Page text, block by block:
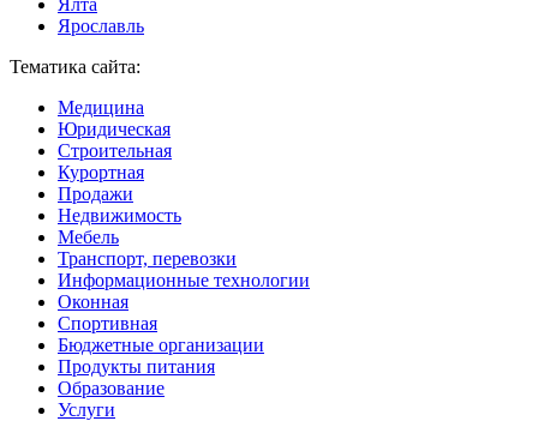
Ялта
Ярославль
Тематика сайта:
Медицина
Юридическая
Строительная
Курортная
Продажи
Недвижимость
Мебель
Транспорт, перевозки
Информационные технологии
Оконная
Спортивная
Бюджетные организации
Продукты питания
Образование
Услуги